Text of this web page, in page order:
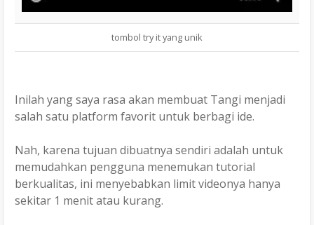
tombol try it yang unik
Inilah yang saya rasa akan membuat Tangi menjadi
salah satu platform favorit untuk berbagi ide.
Nah, karena tujuan dibuatnya sendiri adalah untuk
memudahkan pengguna menemukan tutorial
berkualitas, ini menyebabkan limit videonya hanya
sekitar 1 menit atau kurang.